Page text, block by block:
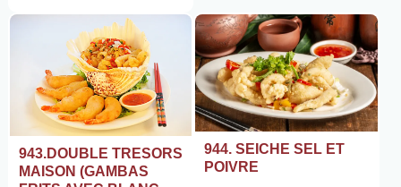
943.DOUBLE TRESORS
MAISON (GAMBAS
944. SEICHE SEL ET
POIVRE